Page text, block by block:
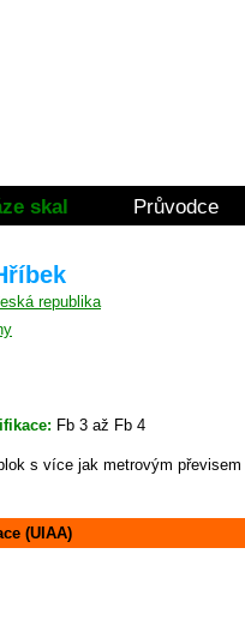
skal Průvodce
Fb 3 až Fb 4
s více jak metrovým
(UIAA)